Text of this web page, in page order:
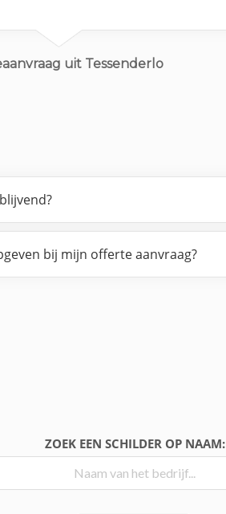
uit Tessenderlo
bij mijn offerte aanvraag?
ZOEK EEN SCHILDER OP NAAM: